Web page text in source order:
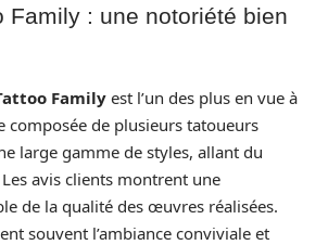
Family : une notoriété bien
Family est l’un des plus en vue à
composée de plusieurs tatoueurs
large gamme de styles, allant du
avis clients montrent une
de la qualité des œuvres réalisées.
souvent l’ambiance conviviale et